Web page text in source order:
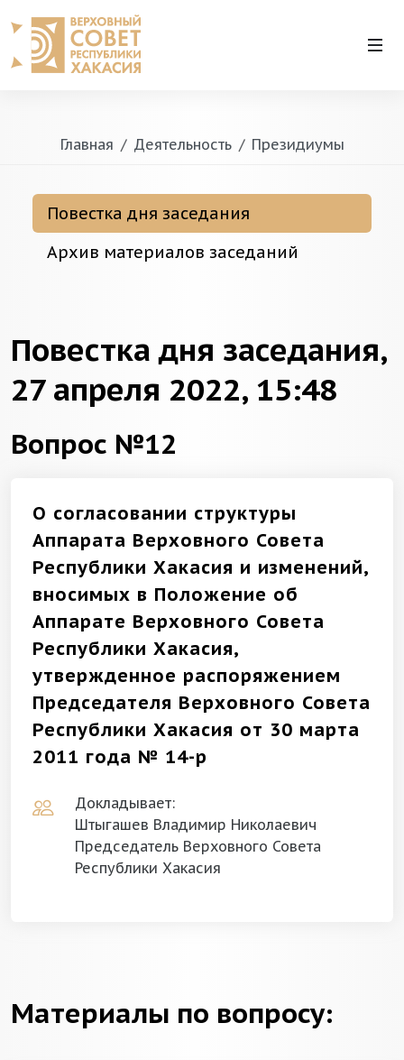
Главная Деятельность Президиумы
Повестка дня заседания
Архив материалов заседаний
Повестка дня заседания,
27 апреля 2022, 15:48
Вопрос №12
О согласовании структуры
Аппарата Верховного Совета
Республики Хакасия и изменений,
вносимых в Положение об
Аппарате Верховного Совета
Республики Хакасия,
утвержденное распоряжением
Председателя Верховного Совета
Республики Хакасия от 30 марта
2011 года № 14-р
Докладывает:
Штыгашев Владимир Николаевич
Председатель Верховного Совета
Республики Хакасия
Материалы по вопросу: